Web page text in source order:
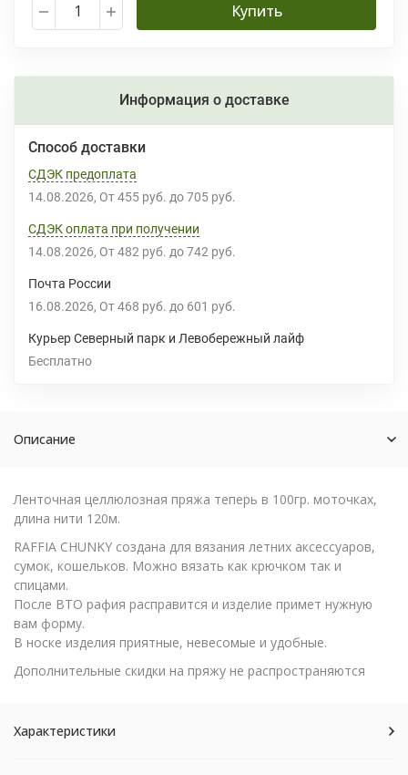
Купить
Информация о доставке
Способ доставки
СДЭК предоплата
14.08.2026 От 455 руб. до 705 руб.
СДЭК оплата при получении
14.08.2026 От 482 руб. до 742 руб.
Почта России
16.08.2026 От 468 руб. до 601 руб.
Курьер Северный парк и Левобережный лайф
Бесплатно
Описание
Ленточная целлюлозная пряжа теперь в 100гр. моточках,
длина нити 120м.
RAFFIA CHUNKY создана для вязания летних аксессуаров,
сумок, кошельков. Можно вязать как крючком так и
спицами.
После ВТО рафия расправится и изделие примет нужную
вам форму.
В носке изделия приятные, невесомые и удобные.
Дополнительные скидки на пряжу не распространяются
Характеристики